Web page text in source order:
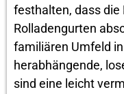
festhalten, dass die
Rolladengurten
familiären Umfeld
herabhängende,
sind eine leicht